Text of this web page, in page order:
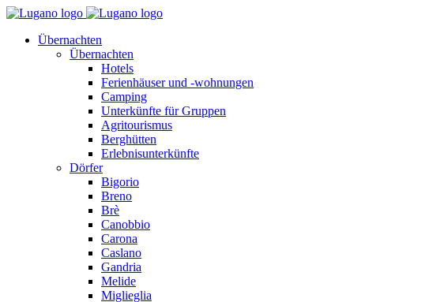
Übernachten
Übernachten
Hotels
Ferienhäuser und -wohnungen
Camping
Unterkünfte für Gruppen
Agritourismus
Berghütten
Erlebnisunterkünfte
Dörfer
Bigorio
Breno
Brè
Canobbio
Carona
Caslano
Gandria
Melide
Miglieglia